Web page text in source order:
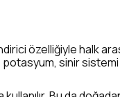
özelliğiyle halk
sinir sistemi